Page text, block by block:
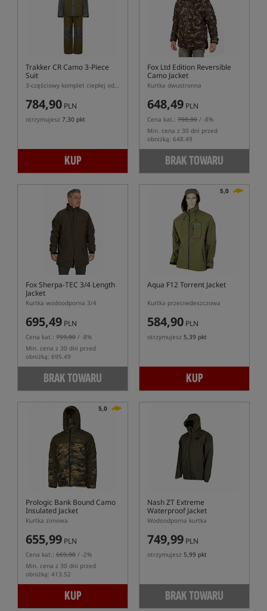
Trakker CR Camo 3-Piece
Suit
3-częściowy komplet ciepłej odzieży przeciwdeszczowej
784,90 PLN
otrzymujesz 7,30 pkt
KUP
Fox Ltd Edition Reversible
Camo Jacket
Kurtka dwustronna
648,49 PLN
Cena kat.: 708,00 / -8%
Min. cena z 30 dni przed
obniżką: 648.49
BRAK TOWARU
Fox Sherpa-TEC 3/4 Length
Jacket
Kurtka wodoodporna 3/4
695,49 PLN
Cena kat.: 759,00 / -8%
Min. cena z 30 dni przed
obniżką: 695.49
BRAK TOWARU
5,0
Aqua F12 Torrent Jacket
Kurtka przeciwdeszczowa
584,90 PLN
otrzymujesz 5,39 pkt
KUP
5,0
Prologic Bank Bound Camo
Insulated Jacket
Kurtka zimowa
655,99 PLN
Cena kat.: 669,00 / -2%
Min. cena z 30 dni przed
obniżką: 413.52
KUP
Nash ZT Extreme
Waterproof Jacket
Wodoodporna kurtka
749,99 PLN
otrzymujesz 5,99 pkt
BRAK TOWARU